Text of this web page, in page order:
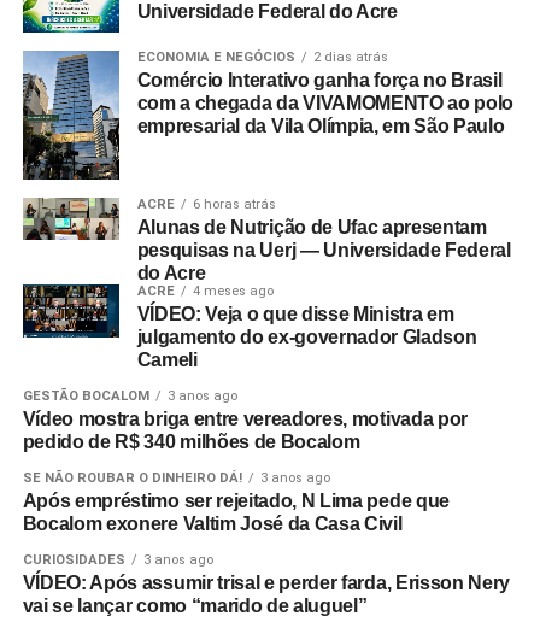
Universidade Federal do Acre
ECONOMIA E NEGÓCIOS 2 dias atrás
Comércio Interativo ganha força no Brasil
com a chegada da VIVAMOMENTO ao polo
empresarial da Vila Olímpia, em São Paulo
ACRE 6 horas atrás
Alunas de Nutrição de Ufac apresentam
pesquisas na Uerj — Universidade Federal
do Acre
ACRE 4 meses ago
VÍDEO: Veja o que disse Ministra em
julgamento do ex-governador Gladson
Cameli
GESTÃO BOCALOM 3 anos ago
Vídeo mostra briga entre vereadores, motivada por
pedido de R$ 340 milhões de Bocalom
SE NÃO ROUBAR O DINHEIRO DÁ! 3 anos ago
Após empréstimo ser rejeitado, N Lima pede que
Bocalom exonere Valtim José da Casa Civil
CURIOSIDADES 3 anos ago
VÍDEO: Após assumir trisal e perder farda, Erisson Nery
vai se lançar como “marido de aluguel”